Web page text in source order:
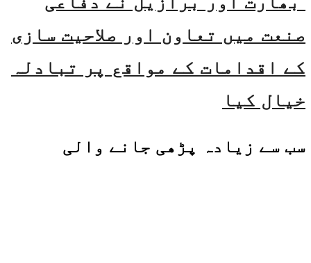
صنعت میں تعاون اور صلاحیت سازی
کے اقدامات کے مواقع پر تبادلہ
خیال کیا
سب سے زیادہ پڑھی جانے والی